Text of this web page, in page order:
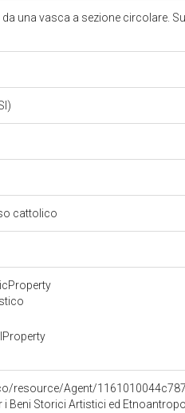
da una vasca a sezione circolare.
cattolico
resource/Agent/
i Beni Storici Artistici ed